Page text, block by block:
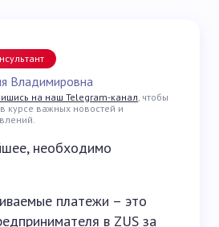
Владимировна
на наш Telegram-канал, чтобы
курсе важных новостей и
необходимо
платежи – это
в ZUS за